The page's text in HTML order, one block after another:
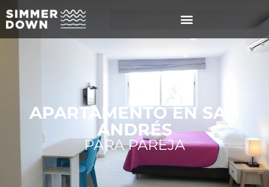
APARTAMENTO EN SAN
ANDRÉS
PARA PAREJA